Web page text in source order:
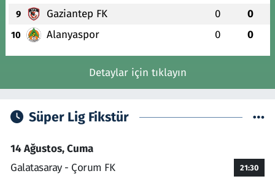
9 Gaziantep FK 0 0
10 Alanyaspor 0 0
Detaylar için tıklayın
Süper Lig Fikstür
14 Ağustos, Cuma
Galatasaray - Çorum FK
21:30